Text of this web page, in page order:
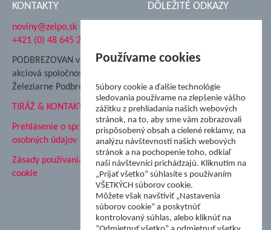
KONTAKTY
noviny@zelpo.sk
+421 (0) 48 645 2711
PODBREZOVAN vydáva
akciová spoločnosť
Železiarne Podbrezová
TIRÁŽ & KONTAKT
Prehlásenie o spracovaní
osobných údajov
Zásady používania súborov
cookie
DÔLEŽITÉ ODKAZY
Nadácia Železiarne
ŽP Informatika s.r.o.
ŠK Železiarne Podbrezová
Tále a.s.
Používame cookies
Súbory cookie a ďalšie technológie
sledovania používame na zlepšenie vášho
zážitku z prehliadania našich webových
stránok, na to, aby sme vám zobrazovali
prispôsobený obsah a cielené reklamy, na
analýzu návštevnosti našich webových
stránok a na pochopenie toho, odkiaľ
naši návštevníci prichádzajú. Kliknutím na
„Prijať všetko” súhlasíte s používaním
VŠETKÝCH súborov cookie.
Môžete však navštíviť „Nastavenia
súborov cookie” a poskytnúť
kontrolovaný súhlas, alebo kliknúť na